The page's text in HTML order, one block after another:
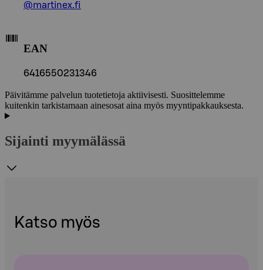
@martinex.fi
EAN
6416550231346
Päivitämme palvelun tuotetietoja aktiivisesti. Suosittelemme
kuitenkin tarkistamaan ainesosat aina myös myyntipakkauksesta.
Sijainti myymälässä
Katso myös